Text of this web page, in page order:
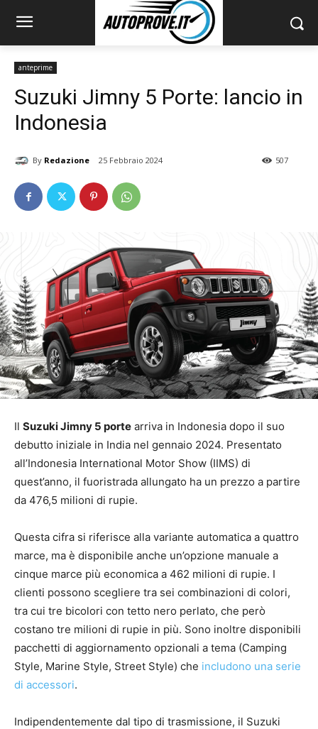
anteprime
Suzuki Jimny 5 Porte: lancio in
Indonesia
By Redazione 25 Febbraio 2024 507
Il Suzuki Jimny 5 porte arriva in Indonesia dopo il suo
debutto iniziale in India nel gennaio 2024. Presentato
all’Indonesia International Motor Show (IIMS) di
quest’anno, il fuoristrada allungato ha un prezzo a partire
da 476,5 milioni di rupie.
Questa cifra si riferisce alla variante automatica a quattro
marce, ma è disponibile anche un’opzione manuale a
cinque marce più economica a 462 milioni di rupie. I
clienti possono scegliere tra sei combinazioni di colori,
tra cui tre bicolori con tetto nero perlato, che però
costano tre milioni di rupie in più. Sono inoltre disponibili
pacchetti di aggiornamento opzionali a tema (Camping
Style, Marine Style, Street Style) che includono una serie
di accessori.
Indipendentemente dal tipo di trasmissione, il Suzuki